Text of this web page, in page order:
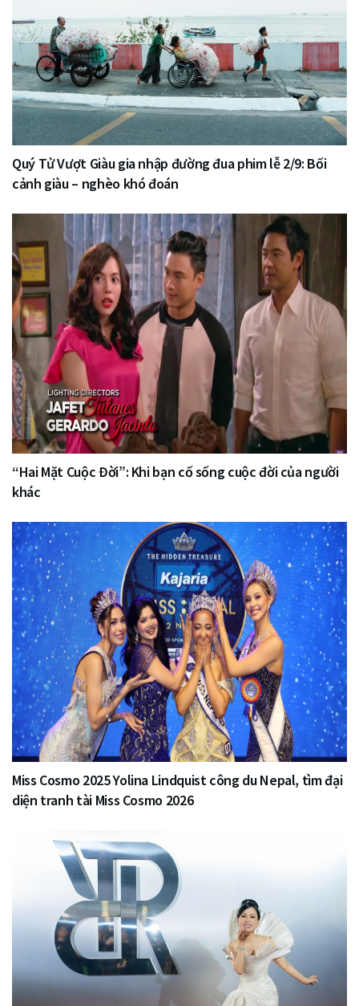
Quý Tử Vượt Giàu gia nhập đường đua phim lễ 2/9: Bối
cảnh giàu – nghèo khó đoán
“Hai Mặt Cuộc Đời”: Khi bạn cố sống cuộc đời của người
khác
Miss Cosmo 2025 Yolina Lindquist công du Nepal, tìm đại
diện tranh tài Miss Cosmo 2026